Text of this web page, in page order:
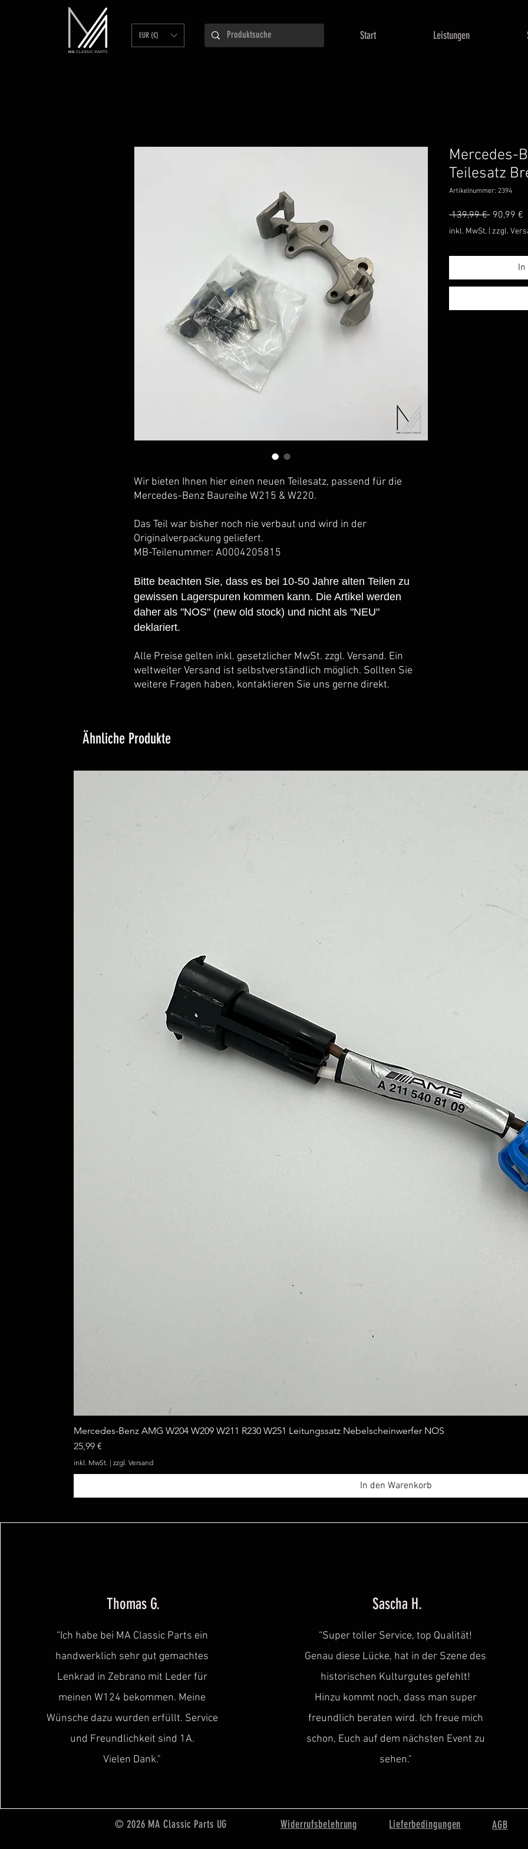
EUR (€) Start Leistungen
Wir bieten Ihnen hier einen neuen Teilesatz, passend für die
Mercedes-Benz Baureihe W215 & W220.
Das Teil war bisher noch nie verbaut und wird in der
Originalverpackung geliefert.
MB-Teilenummer: A0004205815
Bitte beachten Sie, dass es bei 10-50 Jahre alten Teilen zu
gewissen Lagerspuren kommen kann. Die Artikel werden
daher als "NOS" (new old stock) und nicht als "NEU"
deklariert.
Alle Preise gelten inkl. gesetzlicher MwSt. zzgl. Versand. Ein
weltweiter Versand ist selbstverständlich möglich. Sollten Sie
weitere Fragen haben, kontaktieren Sie uns gerne direkt.
Mercedes-
Teilesatz
Artikelnummer: 2394
139,99 € 90,99 €
inkl. MwSt. zzgl.
In
Ähnliche Produkte
Schnellansicht
Mercedes-Benz AMG W204 W209 W211 R230 W251 Leitungssatz Nebelscheinwerfer NOS
Preis
25,99 €
inkl. MwSt. | zzgl. Versand
In den Warenkorb
Thomas G.
“Ich habe bei MA Classic Parts ein
handwerklich sehr gut gemachtes
Lenkrad in Zebrano mit Leder für
meinen W124 bekommen. Meine
Wünsche dazu wurden erfüllt. Service
und Freundlichkeit sind 1A.
Vielen Dank."
Sascha H.
“Super toller Service, top Qualität!
Genau diese Lücke, hat in der Szene des
historischen Kulturgutes gefehlt!
Hinzu kommt noch, dass man super
freundlich beraten wird. Ich freue mich
schon, Euch auf dem nächsten Event zu
sehen."
© 2026 MA Classic Parts UG Widerrufsbelehrung Lieferbedingungen AGB